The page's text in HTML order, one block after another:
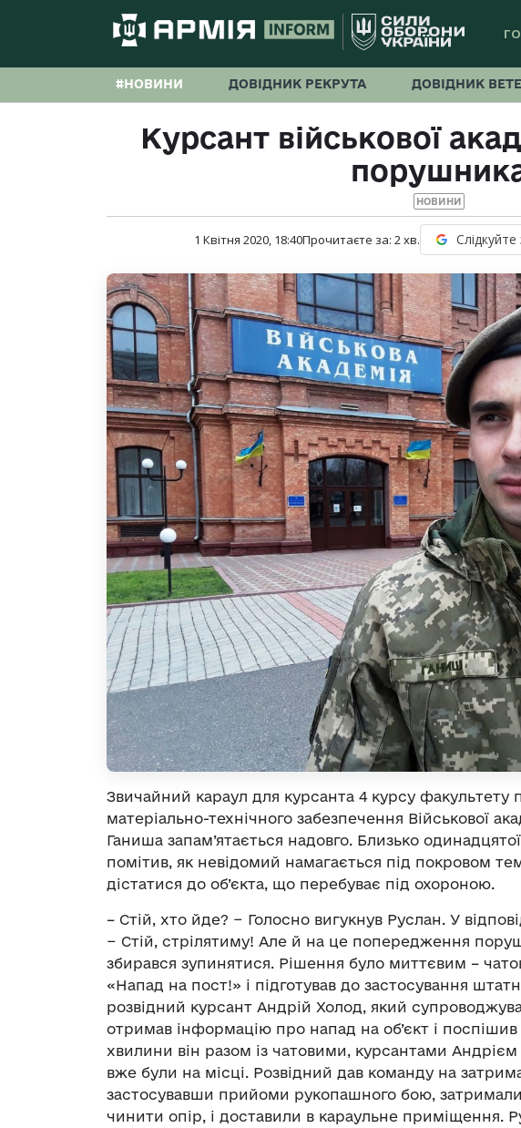
#НОВИНИ ДОВІДНИК РЕКРУТА ДОВІДНИК
Курсант військової
НОВИНИ
1 Квітня 2020, 18:40Прочитаєте за: 2хв.
Звичайний караул для курсанта 4 курсу факультету
матеріально-технічного забезпечення Військової
Ганиша запам’ятається надовго. Близько
помітив, як невідомий намагається під покровом
дістатися до об’єкта, що перебуває під охороною.
– Стій, хто йде? − Голосно вигукнув Руслан. У
− Стій, стрілятиму! Але й на це попередження
збирався зупинятися. Рішення було миттєвим –
«Напад на пост!» і підготував до застосування
розвідний курсант Андрій Холод, який
отримав інформацію про напад на об’єкт і
хвилини він разом із чатовими, курсантами
вже були на місці. Розвідний дав команду на
застосувавши прийоми рукопашного бою,
чинити опір, і доставили в караульне приміщення.